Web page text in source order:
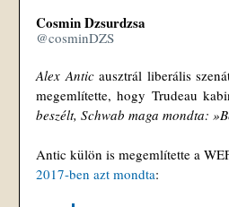
Cosmin Dzsurdzsa
@cosminDZS
Alex Antic ausztrál liberális
megemlítette, hogy Trudeau
beszélt, Schwab maga mondta:
Antic külön is megemlítette a
2017-ben azt mondta: